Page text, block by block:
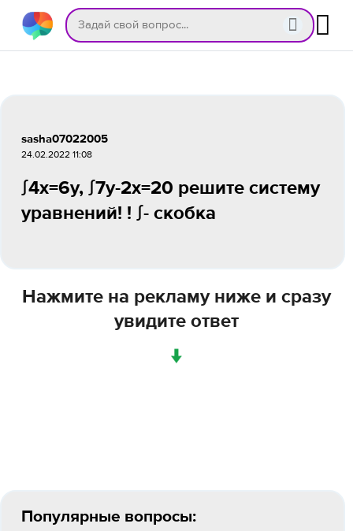
sasha07022005
24.02.2022 11:08
∫4х=6у, ∫7у-2х=20 решите систему
уравнений! ! ∫- скобка
Нажмите на рекламу ниже и сразу
увидите ответ
↓
Популярные вопросы: